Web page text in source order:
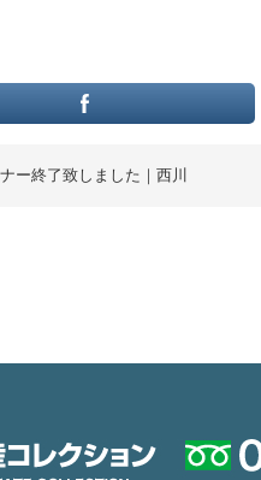
ー終了致しました｜西川